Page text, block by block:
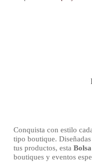
Conquista con estilo
tipo boutique.
tus productos, esta
boutiques y eventos